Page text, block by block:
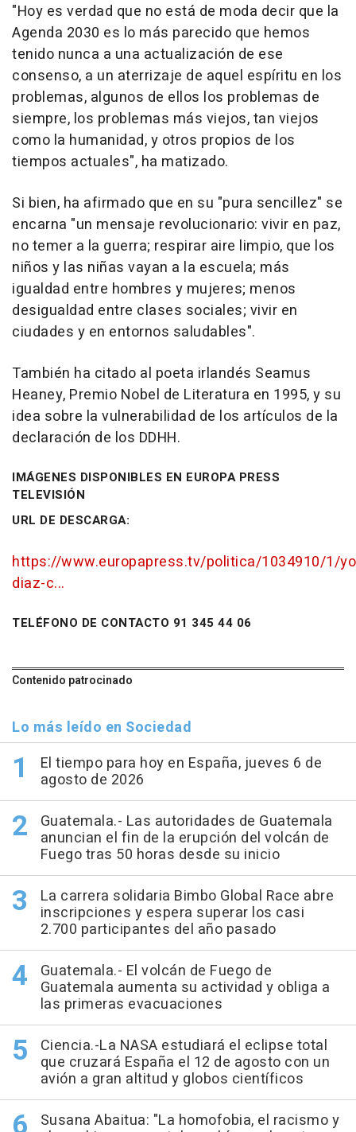
"Hoy es verdad que no está de moda decir que la
Agenda 2030 es lo más parecido que hemos
tenido nunca a una actualización de ese
consenso, a un aterrizaje de aquel espíritu en los
problemas, algunos de ellos los problemas de
siempre, los problemas más viejos, tan viejos
como la humanidad, y otros propios de los
tiempos actuales", ha matizado.
Si bien, ha afirmado que en su "pura sencillez" se
encarna "un mensaje revolucionario: vivir en paz,
no temer a la guerra; respirar aire limpio, que los
niños y las niñas vayan a la escuela; más
igualdad entre hombres y mujeres; menos
desigualdad entre clases sociales; vivir en
ciudades y en entornos saludables".
También ha citado al poeta irlandés Seamus
Heaney, Premio Nobel de Literatura en 1995, y su
idea sobre la vulnerabilidad de los artículos de la
declaración de los DDHH.
IMÁGENES DISPONIBLES EN EUROPA PRESS
TELEVISIÓN
URL DE DESCARGA:
https://www.europapress.tv/politica/1034910/1/
diaz-c...
TELÉFONO DE CONTACTO 91 345 44 06
Contenido patrocinado
Lo más leído en Sociedad
El tiempo para hoy en España, jueves 6 de
agosto de 2026
Guatemala.- Las autoridades de Guatemala
anuncian el fin de la erupción del volcán de
Fuego tras 50 horas desde su inicio
La carrera solidaria Bimbo Global Race abre
inscripciones y espera superar los casi
2.700 participantes del año pasado
Guatemala.- El volcán de Fuego de
Guatemala aumenta su actividad y obliga a
las primeras evacuaciones
Ciencia.-La NASA estudiará el eclipse total
que cruzará España el 12 de agosto con un
avión a gran altitud y globos científicos
Susana Abaitua: "La homofobia, el racismo y